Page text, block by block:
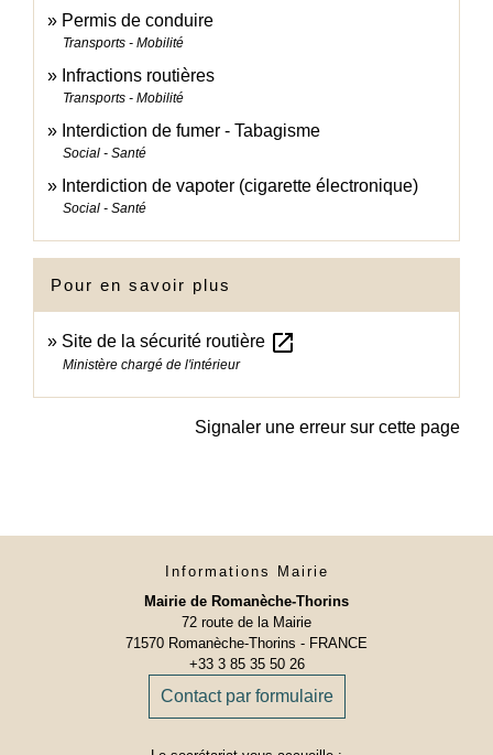
Permis de conduire
Transports - Mobilité
Infractions routières
Transports - Mobilité
Interdiction de fumer - Tabagisme
Social - Santé
Interdiction de vapoter (cigarette électronique)
Social - Santé
Pour en savoir plus
Site de la sécurité routière open_in_new
Ministère chargé de l'intérieur
Signaler une erreur sur cette page
Informations Mairie
Mairie de Romanèche-Thorins
72 route de la Mairie
71570 Romanèche-Thorins - FRANCE
+33 3 85 35 50 26
Contact par formulaire